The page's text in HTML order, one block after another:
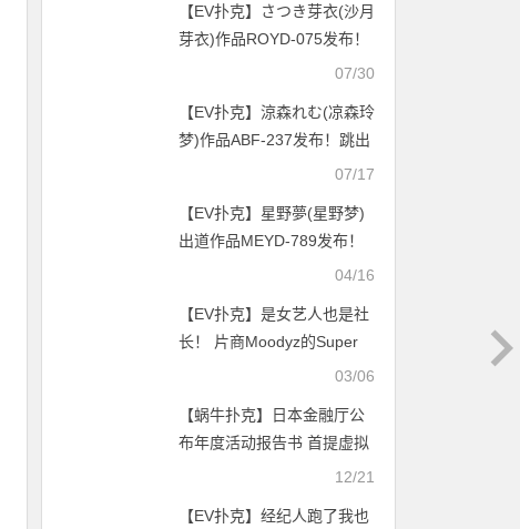
【EV扑克】さつき芽衣(沙月
芽衣)作品ROYD-075发布！
在狭小套房里只能打炮！每
饱！【EV扑克官网】
07/30
【EV扑克】涼森れむ(凉森玲
梦)作品ABF-237发布！跳出
AV的舒适圈、她解禁让男优
网】
07/17
【EV扑克】星野夢(星野梦)
出道作品MEYD-789发布！
想重回萤光幕的童星！175
【EV扑克官网】
04/16
【EV扑克】是女艺人也是社
长！ 片商Moodyz的Super
03/06
【蜗牛扑克】日本金融厅公
布年度活动报告书 首提虚拟
12/21
【EV扑克】经纪人跑了我也